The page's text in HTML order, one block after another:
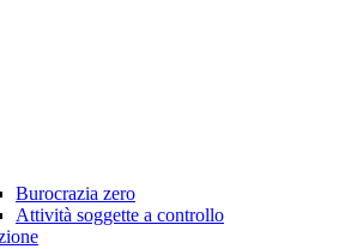
Burocrazia zero
Attività soggette a controllo